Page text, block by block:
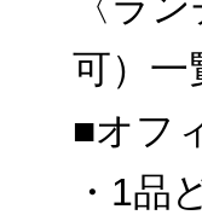
可）一
■オフ
・1品